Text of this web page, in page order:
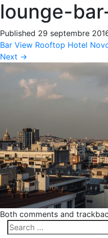
lounge-
Published 29 septembre
Bar View Rooftop Hotel
Next →
Both comments and